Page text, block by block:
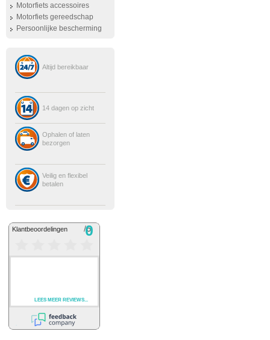
Motorfiets accessoires
Motorfiets gereedschap
Persoonlijke bescherming
Altijd bereikbaar
14 dagen op zicht
Ophalen of laten
bezorgen
Veilig en flexibel
betalen